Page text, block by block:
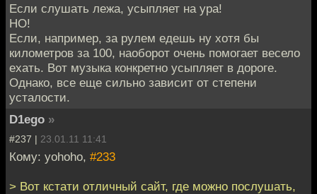
Если слушать лежа, усыпляет на ура!
НО!
Если, например, за рулем едешь ну хотя бы
километров за 100, наоборот очень помогает весело
ехать. Вот музыка конкретно усыпляет в дороге.
Однако, все еще сильно зависит от степени
усталости.
D1ego »
#237 | 23.01.11 11:41
Кому: yohoho, #233
> Вот кстати отличный сайт, где можно послушать,